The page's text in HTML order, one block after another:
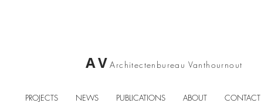
AVArchitectenbureau Vanthournout
PROJECTS NEWS PUBLICATIONS ABOUT CONTACT